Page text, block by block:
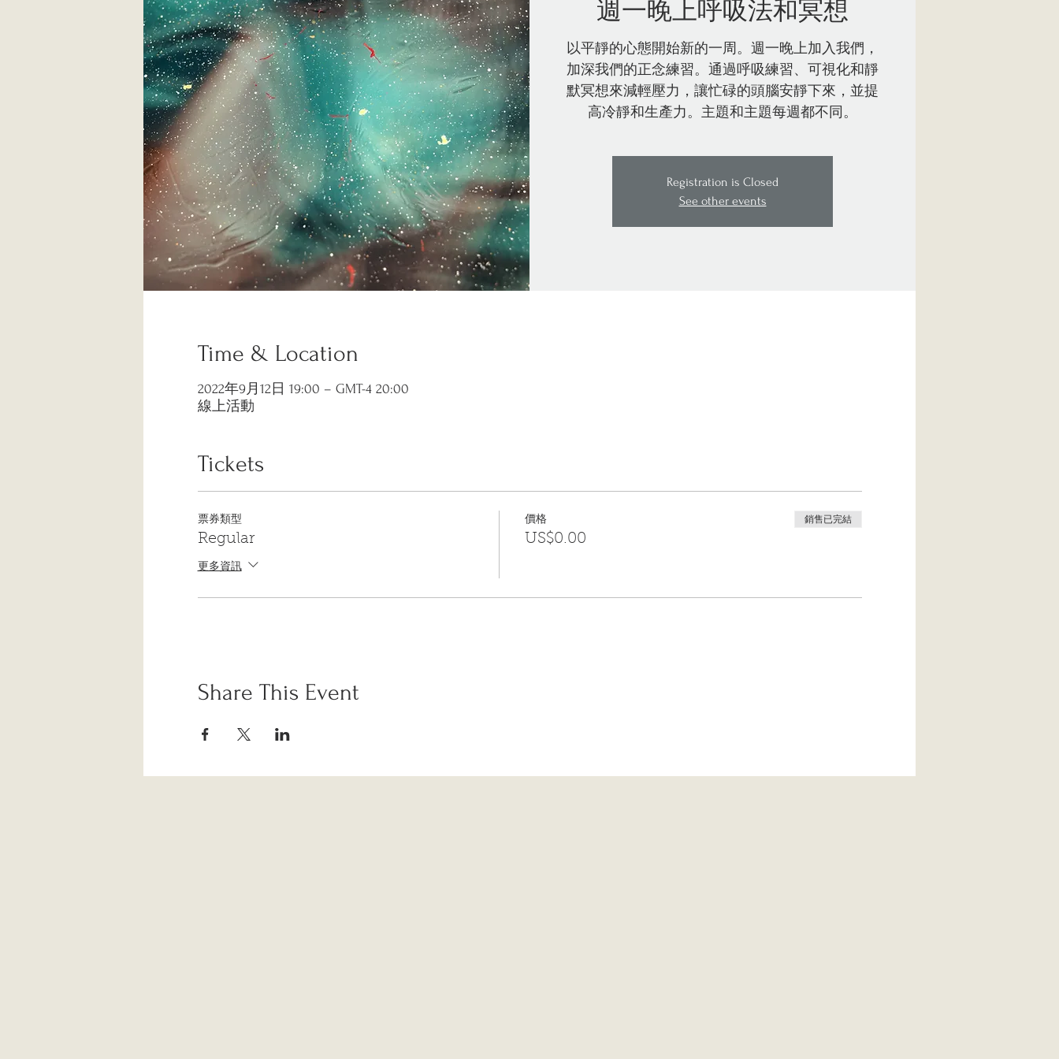
週一晚上呼吸法和冥想
以平靜的心態開始新的一周。週一晚上加入我們，
加深我們的正念練習。通過呼吸練習、可視化和靜
默冥想來減輕壓力，讓忙碌的頭腦安靜下來，並提
高冷靜和生產力。主題和主題每週都不同。
Registration is Closed
See other events
Time & Location
2022年9月12日 19:00 – GMT-4 20:00
線上活動
Tickets
票券類型
Regular
更多資訊
價格
US$0.00
銷售已完結
Share This Event